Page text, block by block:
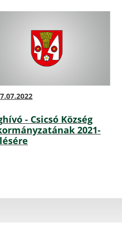
- Csicsó Község
2021-